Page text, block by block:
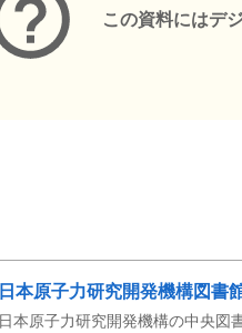
この資料にはデ
日本原子力研究開発機構図書
日本原子力研究開発機構の中央図